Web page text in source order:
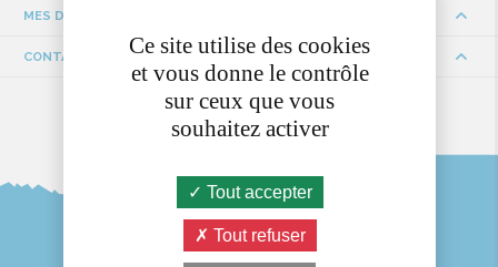
MES DÉMARCHES
CONTACTS ET HORAIRESCe site utilise des cookies
et vous donne le contrôle
sur ceux que vous
souhaitez activer
Tout accepter
Tout refuser